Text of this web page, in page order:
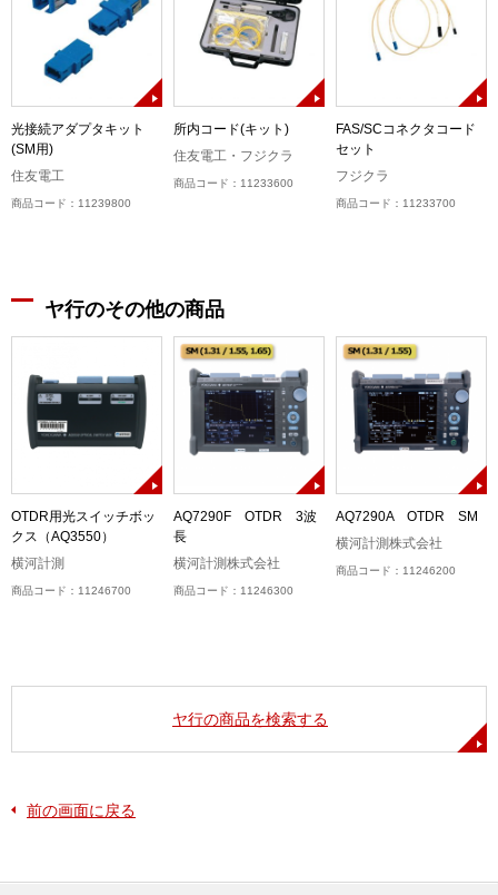
光接続アダプタキット
(SM用)
住友電工
商品コード：11239800
所内コード(キット)
住友電工・フジクラ
商品コード：11233600
FAS/SCコネクタコード
セット
フジクラ
商品コード：11233700
ヤ行のその他の商品
OTDR用光スイッチボッ
クス（AQ3550）
横河計測
商品コード：11246700
AQ7290F OTDR 3波
長
横河計測株式会社
商品コード：11246300
AQ7290A OTDR SM
横河計測株式会社
商品コード：11246200
ヤ行の商品を検索する
前の画面に戻る